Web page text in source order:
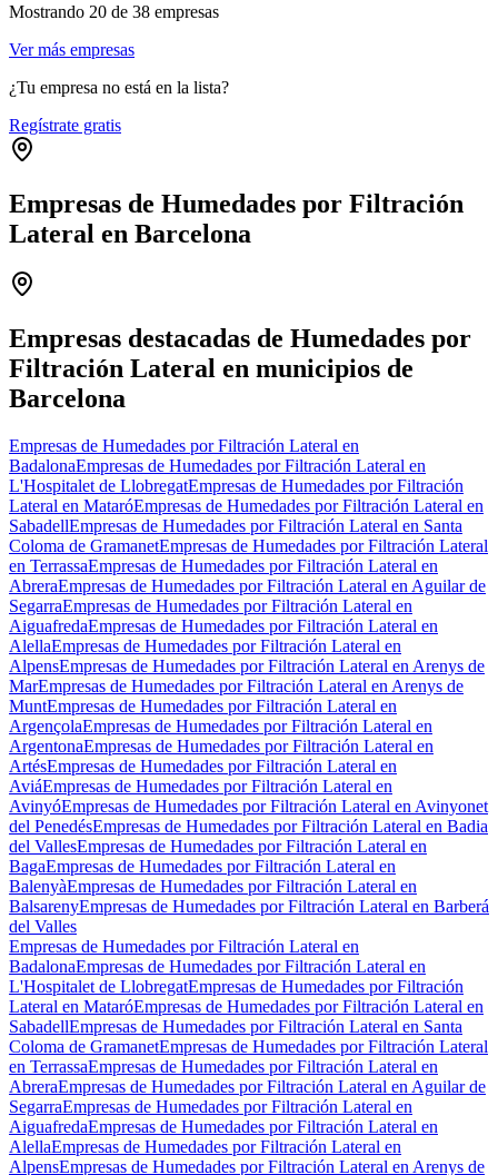
Mostrando 20 de 38 empresas
Ver más empresas
¿Tu empresa no está en la lista?
Regístrate gratis
Empresas de Humedades por Filtración
Lateral en Barcelona
−
Empresas destacadas de Humedades por
Filtración Lateral en municipios de
Barcelona
Empresas de Humedades por Filtración Lateral en
BadalonaEmpresas de Humedades por Filtración Lateral en
L'Hospitalet de LlobregatEmpresas de Humedades por Filtración
Lateral en MataróEmpresas de Humedades por Filtración Lateral en
SabadellEmpresas de Humedades por Filtración Lateral en Santa
Coloma de GramanetEmpresas de Humedades por Filtración Lateral
en TerrassaEmpresas de Humedades por Filtración Lateral en
AbreraEmpresas de Humedades por Filtración Lateral en Aguilar de
SegarraEmpresas de Humedades por Filtración Lateral en
AiguafredaEmpresas de Humedades por Filtración Lateral en
AlellaEmpresas de Humedades por Filtración Lateral en
AlpensEmpresas de Humedades por Filtración Lateral en Arenys de
MarEmpresas de Humedades por Filtración Lateral en Arenys de
MuntEmpresas de Humedades por Filtración Lateral en
ArgençolaEmpresas de Humedades por Filtración Lateral en
ArgentonaEmpresas de Humedades por Filtración Lateral en
ArtésEmpresas de Humedades por Filtración Lateral en
AviáEmpresas de Humedades por Filtración Lateral en
AvinyóEmpresas de Humedades por Filtración Lateral en Avinyonet
del PenedésEmpresas de Humedades por Filtración Lateral en Badia
del VallesEmpresas de Humedades por Filtración Lateral en
BagaEmpresas de Humedades por Filtración Lateral en
BalenyàEmpresas de Humedades por Filtración Lateral en
BalsarenyEmpresas de Humedades por Filtración Lateral en Barberá
del Valles
Empresas de Humedades por Filtración Lateral en
BadalonaEmpresas de Humedades por Filtración Lateral en
L'Hospitalet de LlobregatEmpresas de Humedades por Filtración
Lateral en MataróEmpresas de Humedades por Filtración Lateral en
SabadellEmpresas de Humedades por Filtración Lateral en Santa
Coloma de GramanetEmpresas de Humedades por Filtración Lateral
en TerrassaEmpresas de Humedades por Filtración Lateral en
AbreraEmpresas de Humedades por Filtración Lateral en Aguilar de
SegarraEmpresas de Humedades por Filtración Lateral en
AiguafredaEmpresas de Humedades por Filtración Lateral en
AlellaEmpresas de Humedades por Filtración Lateral en
AlpensEmpresas de Humedades por Filtración Lateral en Arenys de